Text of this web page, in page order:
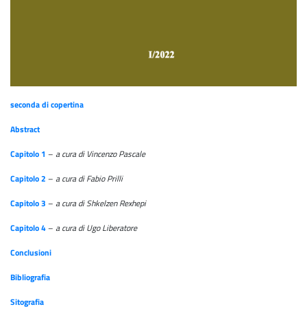
seconda di copertina
Abstract
Capitolo 1 – a cura di Vincenzo Pascale
Capitolo 2 – a cura di Fabio Prilli
Capitolo 3 – a cura di Shkelzen Rexhepi
Capitolo 4– a cura di Ugo Liberatore
Conclusioni
Bibliografia
Sitografia